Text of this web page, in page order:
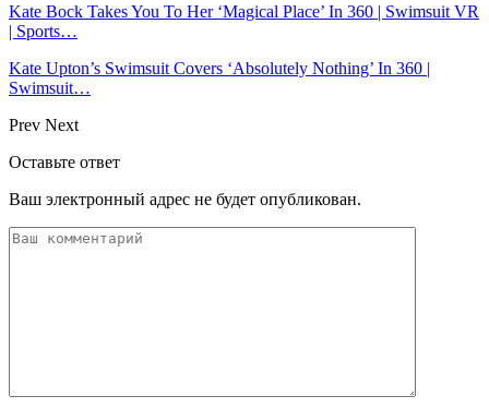
Kate Bock Takes You To Her ‘Magical Place’ In 360 | Swimsuit VR
| Sports…
Kate Upton’s Swimsuit Covers ‘Absolutely Nothing’ In 360 |
Swimsuit…
Prev Next
Оставьте ответ
Ваш электронный адрес не будет опубликован.